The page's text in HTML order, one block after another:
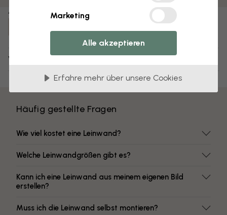
Artikel Nummer:
Versand und Retouren
Häufig gestellte Fragen
Wie viel kostet eine Leinwand?
Welche Leinwandgrößen gibt es?
Kann ich eine Leinwand aus meinem eigenen Bild
erstellen?
Muss ich die Leinwand selbst montieren?
Marketing
Alle akzeptieren
Erfahre mehr über unsere Cookies